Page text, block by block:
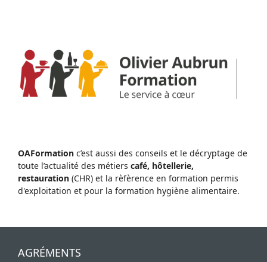
OAFormation c’est aussi des conseils et le décryptage de
toute l’actualité des métiers café, hôtellerie,
restauration (CHR) et la rèfèrence en formation permis
d'exploitation et pour la formation hygiène alimentaire.
AGRÉMENTS